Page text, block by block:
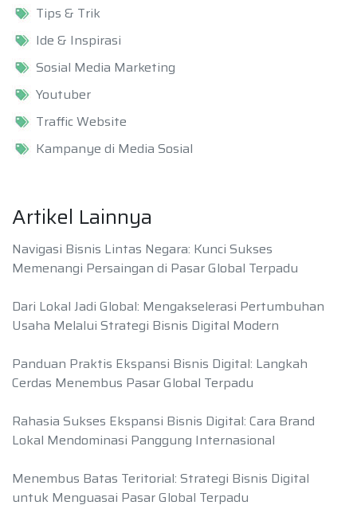
Tips & Trik
Ide & Inspirasi
Sosial Media Marketing
Youtuber
Traffic Website
Kampanye di Media Sosial
Artikel Lainnya
Navigasi Bisnis Lintas Negara: Kunci Sukses
Memenangi Persaingan di Pasar Global Terpadu
Dari Lokal Jadi Global: Mengakselerasi Pertumbuhan
Usaha Melalui Strategi Bisnis Digital Modern
Panduan Praktis Ekspansi Bisnis Digital: Langkah
Cerdas Menembus Pasar Global Terpadu
Rahasia Sukses Ekspansi Bisnis Digital: Cara Brand
Lokal Mendominasi Panggung Internasional
Menembus Batas Teritorial: Strategi Bisnis Digital
untuk Menguasai Pasar Global Terpadu